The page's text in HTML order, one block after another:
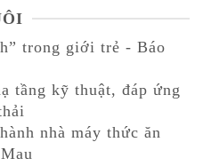
trong giới trẻ - Báo
tầng kỹ thuật, đáp ứng
nhà máy thức ăn